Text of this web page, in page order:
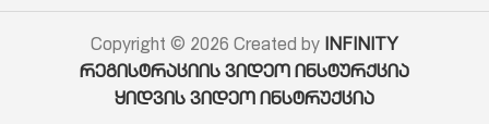
Copyright © 2026 Created by INFINITY
რეგისტრაციის ვიდეო ინსტურქცია
ყიდვის ვიდეო ინსტრუქცია